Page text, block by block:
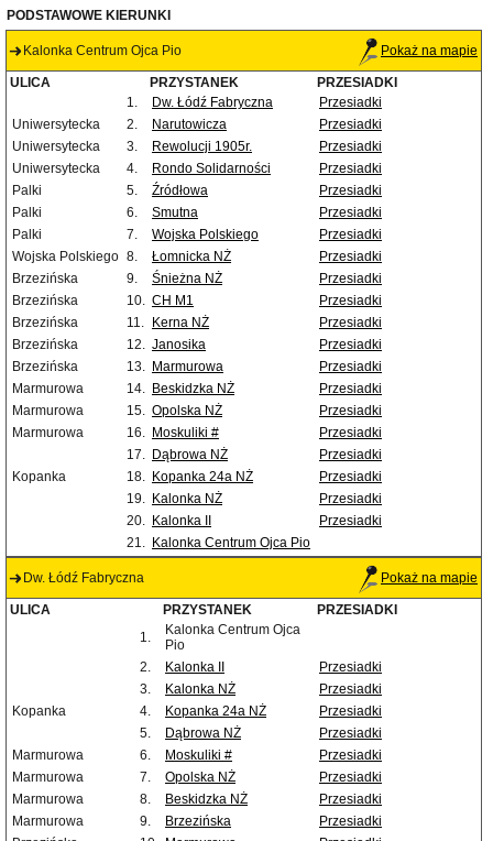
PODSTAWOWE KIERUNKI
Kalonka Centrum Ojca Pio Pokaż na mapie
ULICA PRZYSTANEK
PRZESIADKI
1.
Dw. Łódź Fabryczna
Przesiadki
Uniwersytecka
2. Narutowicza
Przesiadki
Uniwersytecka
3. Rewolucji 1905r.
Przesiadki
Uniwersytecka
4. Rondo Solidarności
Przesiadki
Palki
5. Źródłowa
Przesiadki
Palki
6. Smutna
Przesiadki
Palki
7. Wojska Polskiego
Przesiadki
Wojska Polskiego 8. Łomnicka NŻ
Przesiadki
Brzezińska
9. Śnieżna NŻ
Przesiadki
Brzezińska
10. CH M1
Przesiadki
Brzezińska
11. Kerna NŻ
Przesiadki
Brzezińska
12. Janosika
Przesiadki
Brzezińska
13. Marmurowa
Przesiadki
Marmurowa
14. Beskidzka NŻ
Przesiadki
Marmurowa
15. Opolska NŻ
Przesiadki
Marmurowa
16. Moskuliki #
Przesiadki
17. Dąbrowa NŻ
Przesiadki
Kopanka
18. Kopanka 24a NŻ
Przesiadki
19. Kalonka NŻ
Przesiadki
20. Kalonka II
Przesiadki
21. Kalonka Centrum Ojca Pio
Dw. Łódź Fabryczna Pokaż na mapie
ULICA PRZYSTANEK
PRZESIADKI
1.
Kalonka Centrum Ojca
Pio
2.
Kalonka II
Przesiadki
3.
Kalonka NŻ
Przesiadki
Kopanka
4. Kopanka 24a NŻ
Przesiadki
5.
Dąbrowa NŻ
Przesiadki
Marmurowa
6. Moskuliki #
Przesiadki
Marmurowa
7. Opolska NŻ
Przesiadki
Marmurowa
8. Beskidzka NŻ
Przesiadki
Marmurowa
9. Brzezińska
Przesiadki